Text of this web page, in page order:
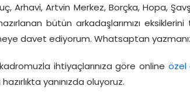
Arhavi, Artvin Merkez, Borçka, Hopa,
bütün arkadaşlarımızı
davet ediyorum. Whatsaptan
ihtiyaçlarınıza göre online özel
yanınızda oluyoruz.